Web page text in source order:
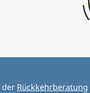
der Rückkehrberatung